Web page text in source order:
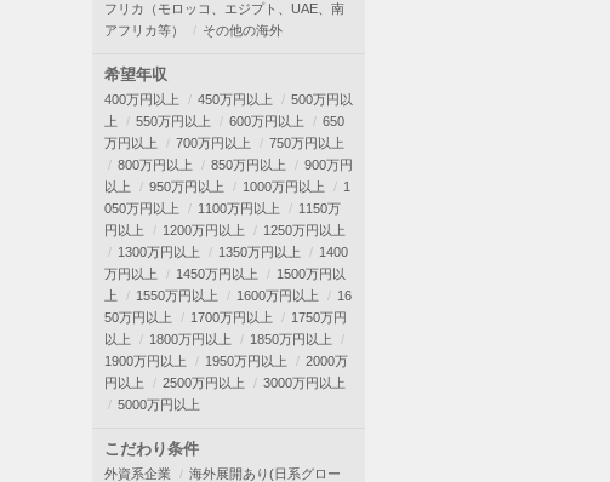
フリカ（モロッコ、エジプト、UAE、南
アフリカ等）
その他の海外
希望年収
400万円以上 450万円以上
500万円以
上
550万円以上 600万円以上
650
万円以上
700万円以上
750万円以上
800万円以上
850万円以上
900万円
以上
950万円以上 1000万円以上
1
050万円以上
1100万円以上
1150万
円以上
1200万円以上
1250万円以上
1300万円以上
1350万円以上
1400
万円以上
1450万円以上
1500万円以
上
1550万円以上 1600万円以上
16
50万円以上
1700万円以上
1750万円
以上
1800万円以上
1850万円以上
1900万円以上
1950万円以上
2000万
円以上
2500万円以上
3000万円以上
5000万円以上
こだわり条件
外資系企業
海外展開あり(日系グロー